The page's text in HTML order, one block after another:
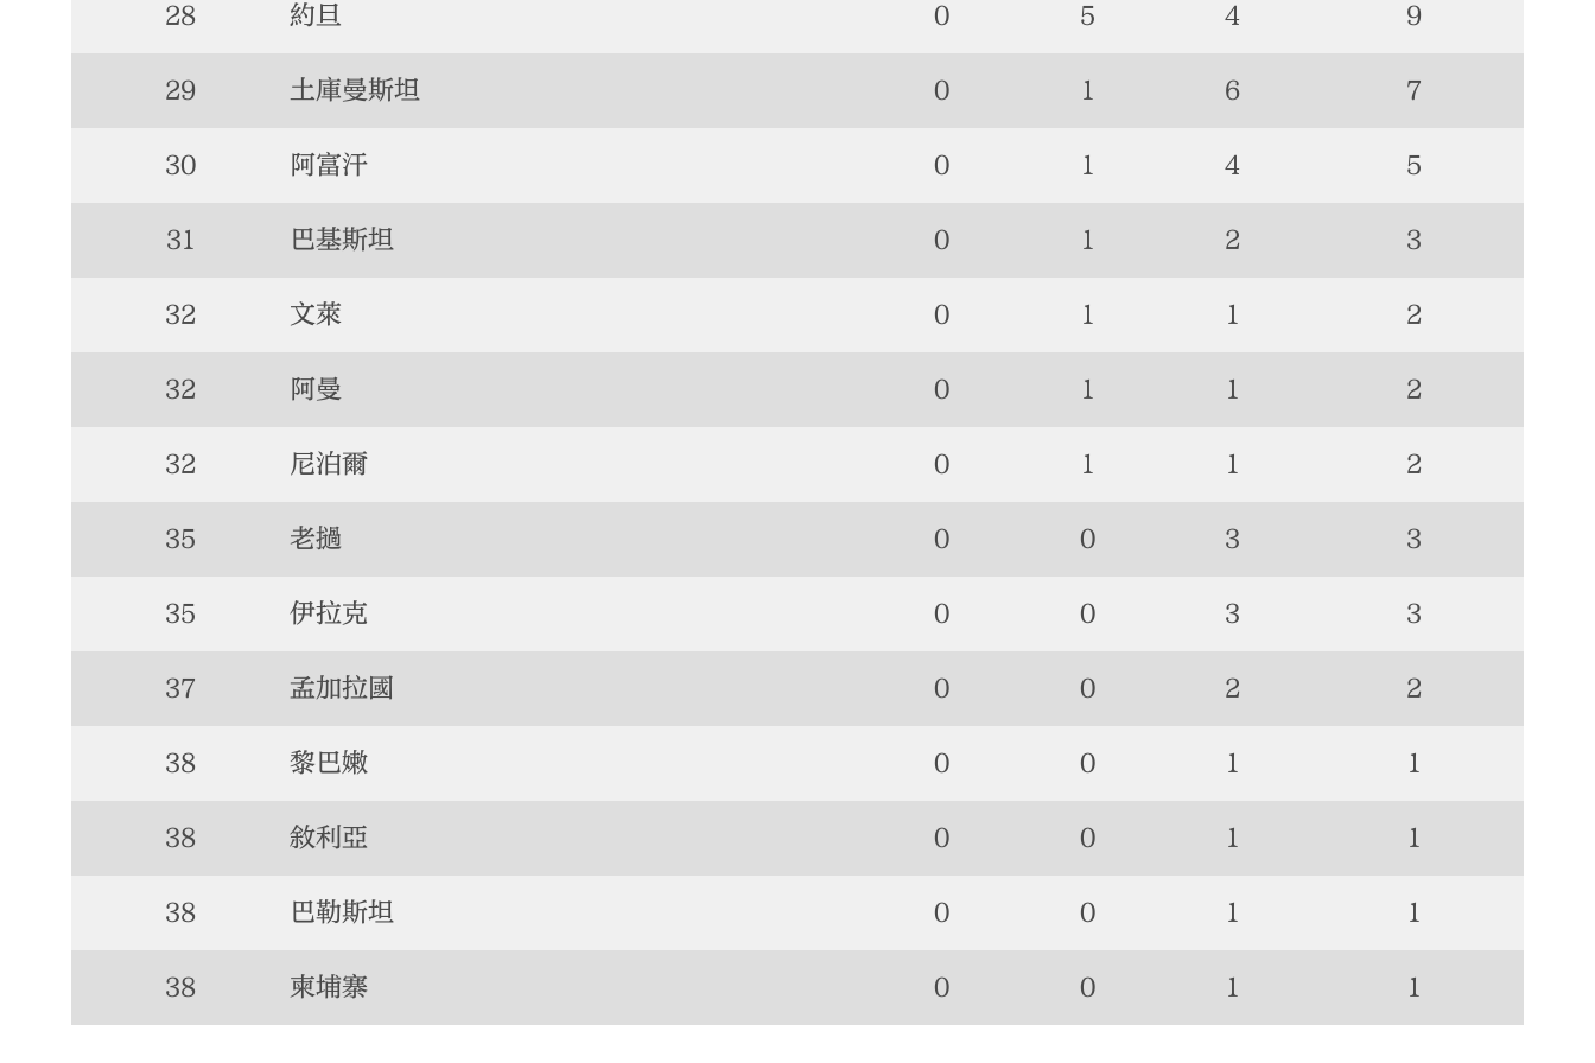
28 約旦 0 5 4 9
29 土庫曼斯坦 0 1 6 7
30 阿富汗 0 1 4 5
31 巴基斯坦 0 1 2 3
32 文萊 0 1 1 2
32 阿曼 0 1 1 2
32 尼泊爾 0 1 1 2
35 老撾 0 0 3 3
35 伊拉克 0 0 3 3
37 孟加拉國 0 0 2 2
38 黎巴嫩 0 0 1 1
38 敘利亞 0 0 1 1
38 巴勒斯坦 0 0 1 1
38 柬埔寨 0 0 1 1